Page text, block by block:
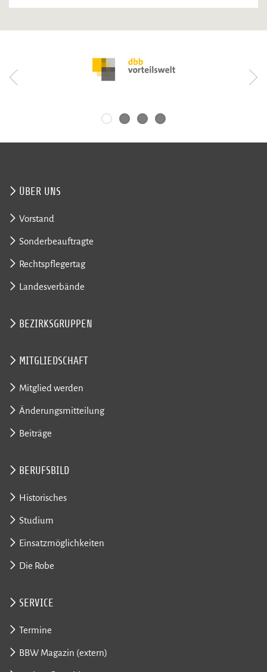
ÜBER UNS
Vorstand
Sonderbeauftragte
Rechtspflegertag
Landesverbände
BEZIRKSGRUPPEN
MITGLIEDSCHAFT
Mitglied werden
Änderungsmitteilung
Beiträge
BERUFSBILD
Historisches
Studium
Einsatzmöglichkeiten
Die Robe
SERVICE
Termine
BBW Magazin (extern)